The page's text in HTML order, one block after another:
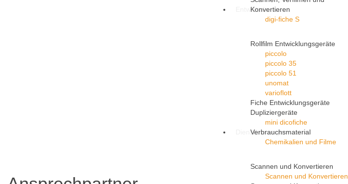
Konvertieren
digi-fiche S
Entwickeln
Rollfilm Entwicklungsgeräte
piccolo
piccolo 35
piccolo 51
unomat
varioflott
Fiche Entwicklungsgeräte
Dupliziergeräte
mini dicofiche
Verbrauchsmaterial
Chemikalien und Filme
Dienstleistungen
Scannen und Konvertieren
Scannen und Konvertieren